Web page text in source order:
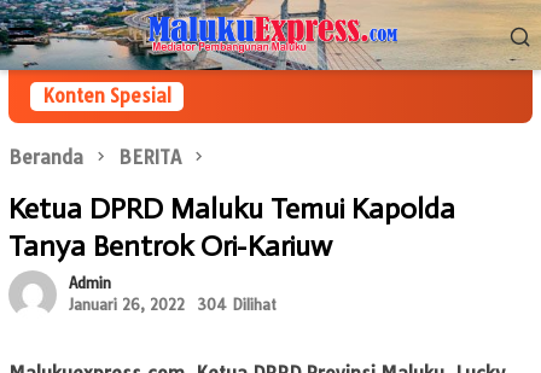
Loncat
ke
konten
Menu
Mobile
Konten Spesial
Beranda BERITA
Ketua DPRD Maluku Temui Kapolda
Tanya Bentrok Ori-Kariuw
Admin
Januari 26, 2022
304 Dilihat